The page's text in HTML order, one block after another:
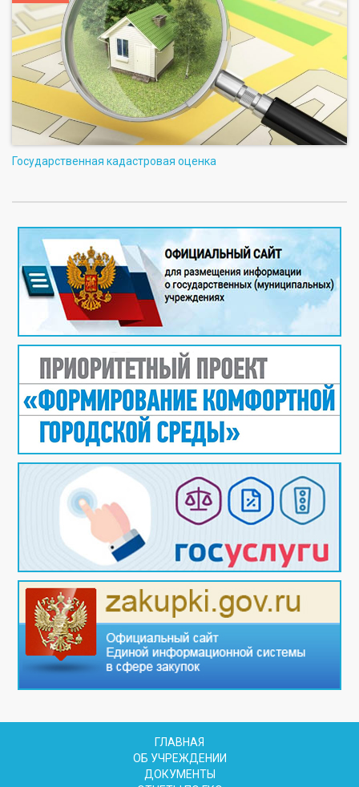
Государственная кадастровая оценка
ГЛАВНАЯ
ОБ УЧРЕЖДЕНИИ
ДОКУМЕНТЫ